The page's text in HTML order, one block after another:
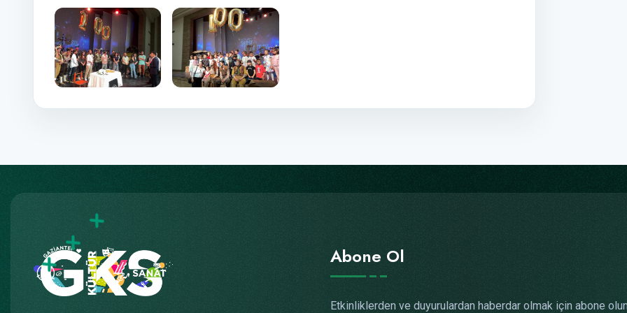
Abone Ol
Etkinliklerden ve duyurulardan haberdar olmak için abone